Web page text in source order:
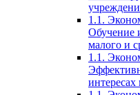
1.1.
Обучение
малого и
1.1.